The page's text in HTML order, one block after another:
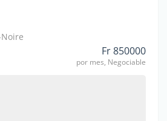
Fr 850000
por mes, Negociable